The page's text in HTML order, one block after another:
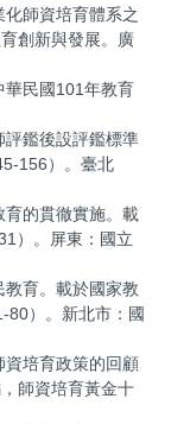
師資培育體系之
創新與發展。廣
華民國101年教育
鑑後設評鑑標準
156）。臺北
的貫徹實施。載
）。屏東：國立
育。載於國家教
80）。新北市：國
培育政策的回顧
師資培育黃金十